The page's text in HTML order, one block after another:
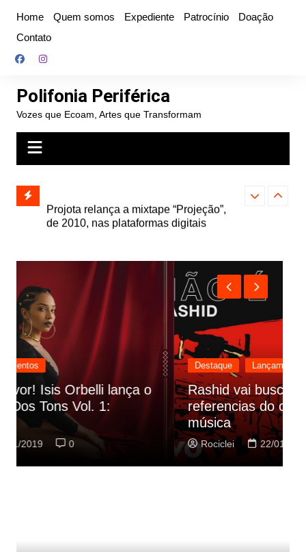
conteúdo
Home Quem somos Expediente Patrocínio
Doação
Contato
Polifonia Periférica
Vozes que Ecoam, Artes que Transformam
e abre
autoral,
de 2010, nas plataformas digitais
Farofa
Destaque
Rashid vai buscar nos HQs as
referencias do clipe de sua nova
música
Rociclei 0